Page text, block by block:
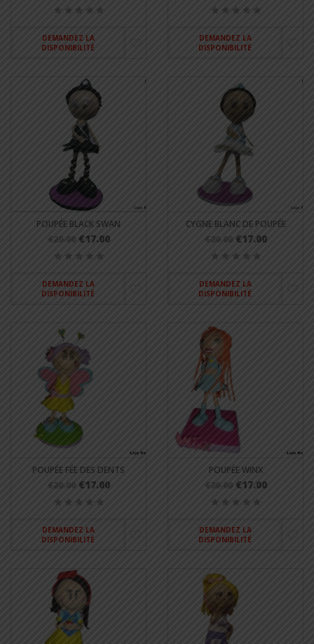
DEMANDEZ LA
DISPONIBILITÉ
DEMANDEZ LA
DISPONIBILITÉ
POUPÉE BLACK SWAN
€20.00 €17.00
DEMANDEZ LA
DISPONIBILITÉ
CYGNE BLANC DE POUPÉE
€20.00 €17.00
DEMANDEZ LA
DISPONIBILITÉ
POUPÉE FÉE DES DENTS
€20.00 €17.00
DEMANDEZ LA
DISPONIBILITÉ
POUPÉE WINX
€20.00 €17.00
DEMANDEZ LA
DISPONIBILITÉ